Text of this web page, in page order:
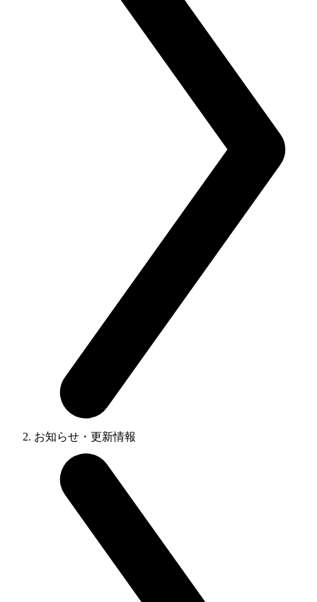
お知らせ・更新情報